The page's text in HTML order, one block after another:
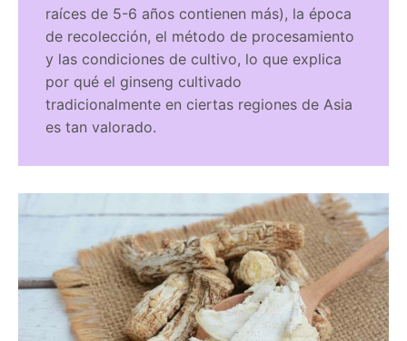
raíces de 5-6 años contienen más), la época
de recolección, el método de procesamiento
y las condiciones de cultivo, lo que explica
por qué el ginseng cultivado
tradicionalmente en ciertas regiones de Asia
es tan valorado.